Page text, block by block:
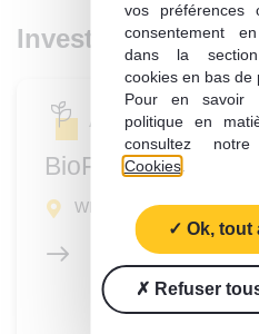
vos préférences
consentement
dans la
cookies en bas de
Pour en savoir
politique en
consultez
Cookies.
Ok, tout
Refuser
Investissement du
BioFirst Group
Amont végétal
WESTERLO (2260)